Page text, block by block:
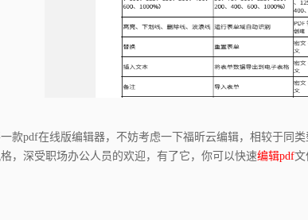
pdf在线版编辑器，不妨考虑一下福昕云编辑，相较于同类
，深受职场办公人员的欢迎，有了它，你可以快速编辑pdf文